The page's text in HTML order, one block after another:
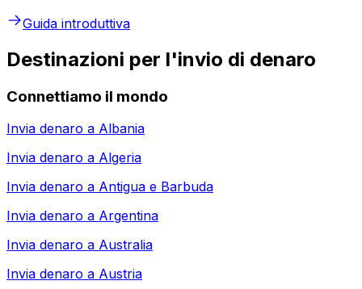
Guida introduttiva
Destinazioni per l'invio di denaro
Connettiamo il mondo
Invia denaro a Albania
Invia denaro a Algeria
Invia denaro a Antigua e Barbuda
Invia denaro a Argentina
Invia denaro a Australia
Invia denaro a Austria